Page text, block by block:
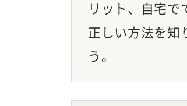
リット、自宅で
正しい方法を知
う。